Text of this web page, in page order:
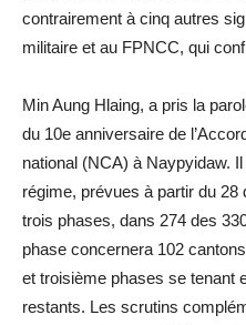
contrairement à cinq autres
militaire et au FPNCC, qui
Min Aung Hlaing, a pris la
du 10e anniversaire de
national (NCA) à Naypyidaw.
régime, prévues à partir du
trois phases, dans 274 des
phase concernera 102
et troisième phases se tenant
restants. Les scrutins